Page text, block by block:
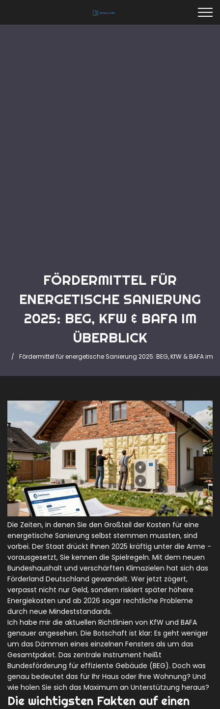
FÖRDERMITTEL FÜR
ENERGETISCHE SANIERUNG
2025: BEG, KFW & BAFA IM
ÜBERBLICK
Fördermittel für energetische Sanierung 2025: BEG, KfW & BAFA im
Die Zeiten, in denen Sie den Großteil der Kosten für eine
energetische Sanierung selbst stemmen mussten, sind
vorbei. Der Staat drückt Ihnen 2025 kräftig unter die Arme -
vorausgesetzt, Sie kennen die Spielregeln. Mit dem neuen
Bundeshaushalt und verschärften Klimazielen hat sich das
Förderland Deutschland gewandelt. Wer jetzt zögert,
verpasst nicht nur Geld, sondern riskiert später höhere
Energiekosten und ab 2026 sogar rechtliche Probleme
durch neue Mindeststandards.
Ich habe mir die aktuellen Richtlinien von KfW und BAFA
genauer angesehen. Die Botschaft ist klar: Es geht weniger
um das Dämmen eines einzelnen Fensters als um das
Gesamtpaket. Das zentrale Instrument heißt
Bundesförderung für effiziente Gebäude (BEG). Doch was
genau bedeutet das für Ihr Haus oder Ihre Wohnung? Und
wie holen Sie sich das Maximum an Unterstützung heraus?
Die wichtigsten Fakten auf einen